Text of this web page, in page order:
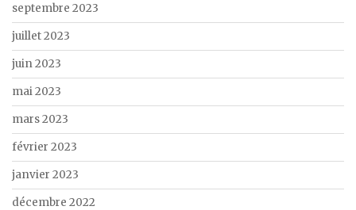
septembre 2023
juillet 2023
juin 2023
mai 2023
mars 2023
février 2023
janvier 2023
décembre 2022